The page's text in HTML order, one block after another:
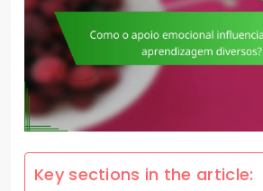
Key sections in the article: